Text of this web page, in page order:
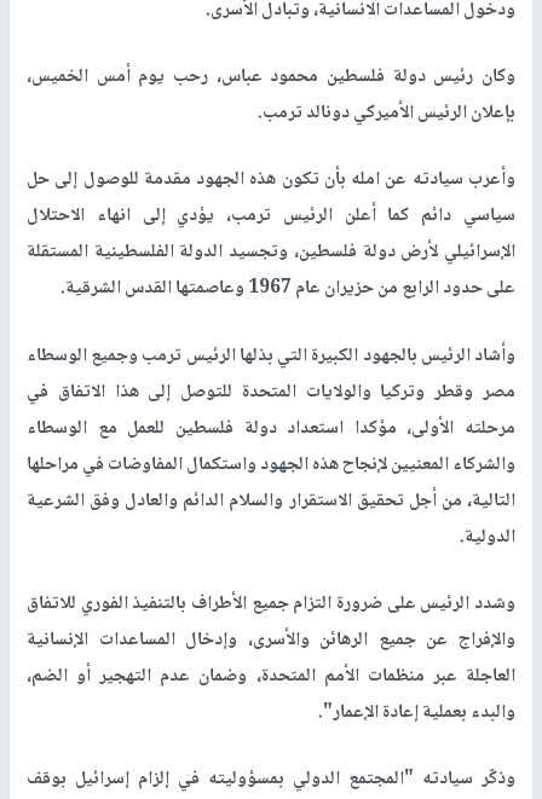
ودخول المساعدات الانسانية، وتبادل الأسرى.
وكان رئيس دولة فلسطين محمود عباس، رحب يوم أمس الخميس،
بإعلان الرئيس الأميركي دونالد ترمب.
وأعرب سيادته عن امله بأن تكون هذه الجهود مقدمة للوصول إلى حل
سياسي دائم كما أعلن الرئيس ترمب، يؤدي إلى انهاء الاحتلال
الإسرائيلي لأرض دولة فلسطين، وتجسيد الدولة الفلسطينية المستقلة
على حدود الرابع من حزيران عام 1967 وعاصمتها القدس الشرقية.
وأشاد الرئيس بالجهود الكبيرة التي بذلها الرئيس ترمب وجميع الوسطاء
مصر وقطر وتركيا والولايات المتحدة للتوصل إلى هذا الاتفاق في
مرحلته الأولى، مؤكدا استعداد دولة فلسطين للعمل مع الوسطاء
والشركاء المعنيين لإنجاح هذه الجهود واستكمال المفاوضات في مراحلها
التالية، من أجل تحقيق الاستقرار والسلام الدائم والعادل وفق الشرعية
الدولية.
وشدد الرئيس على ضرورة التزام جميع الأطراف بالتنفيذ الفوري للاتفاق
والإفراج عن جميع الرهائن والأسرى، وإدخال المساعدات الإنسانية
العاجلة عبر منظمات الأمم المتحدة، وضمان عدم التهجير أو الضم،
والبدء بعملية إعادة الإعمار".
وذكّر سيادته "المجتمع الدولي بمسؤوليته في إلزام إسرائيل بوقف